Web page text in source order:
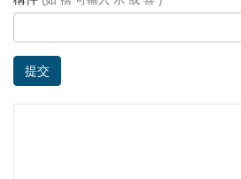
提交